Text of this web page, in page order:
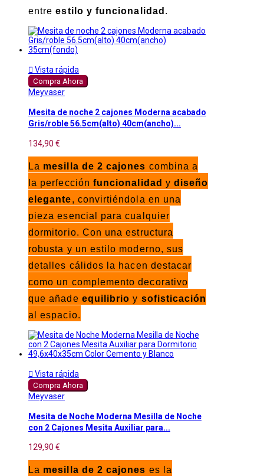
entreestilo y funcionalidad .
 Vista rápida
Compra Ahora
Meyvaser
Mesita de noche 2 cajones Moderna acabado
Gris/roble 56.5cm(alto) 40cm(ancho)...
134,90 €
La mesilla de 2 cajones combina a
la perfección funcionalidad ydiseño
elegante, convirtiéndola en una
pieza esencial para cualquier
dormitorio. Con una estructura
robusta y un estilo moderno, sus
detalles cálidos la hacen destacar
como un complemento decorativo
que añade equilibrio y sofisticación
al espacio.
 Vista rápida
Compra Ahora
Meyvaser
Mesita de Noche Moderna Mesilla de Noche
con 2 Cajones Mesita Auxiliar para...
129,90 €
La mesilla de 2 cajones es la